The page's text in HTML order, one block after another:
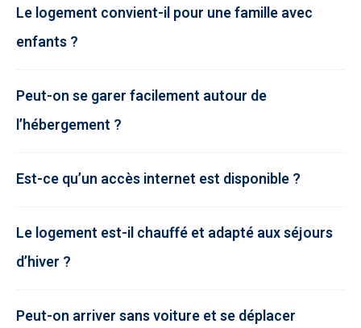
Le logement convient-il pour une famille avec
enfants ?
Peut-on se garer facilement autour de
l’hébergement ?
Est-ce qu’un accès internet est disponible ?
Le logement est-il chauffé et adapté aux séjours
d’hiver ?
Peut-on arriver sans voiture et se déplacer